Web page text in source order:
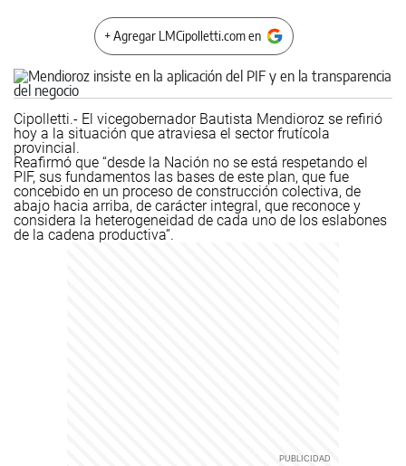
+ Agregar LMCipolletti.com en
Cipolletti.- El vicegobernador Bautista Mendioroz se refirió
hoy a la situación que atraviesa el sector frutícola
provincial.
Reafirmó que “desde la Nación no se está respetando el
PIF, sus fundamentos las bases de este plan, que fue
concebido en un proceso de construcción colectiva, de
abajo hacia arriba, de carácter integral, que reconoce y
considera la heterogeneidad de cada uno de los eslabones
de la cadena productiva”.